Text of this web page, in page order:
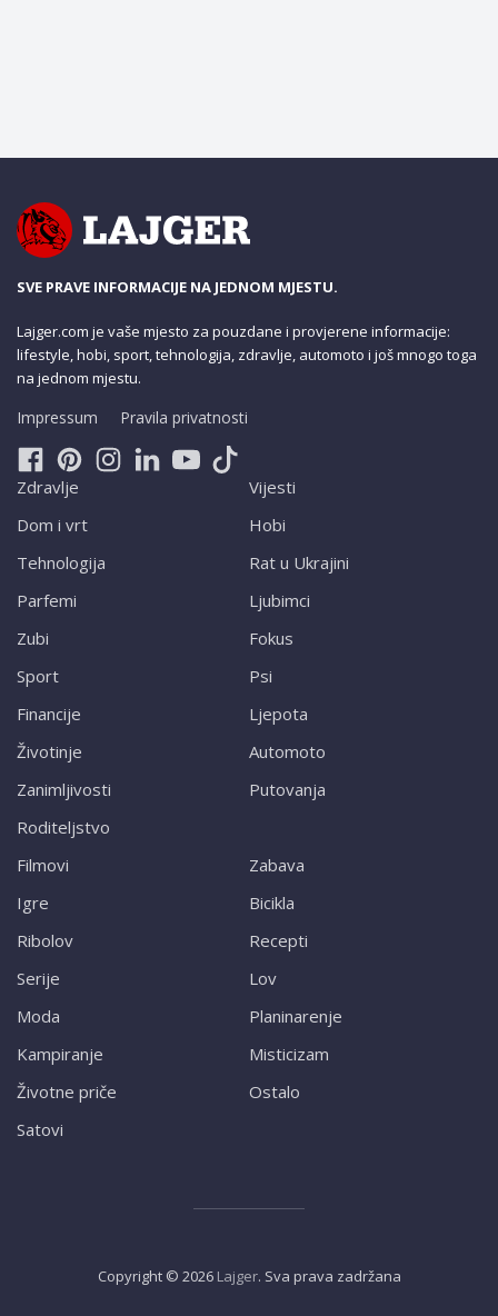
SVE PRAVE INFORMACIJE NA JEDNOM MJESTU.
Lajger.com je vaše mjesto za pouzdane i provjerene informacije:
lifestyle, hobi, sport, tehnologija, zdravlje, automoto i još mnogo toga
na jednom mjestu.
Impressum Pravila privatnosti
Zdravlje
Dom i vrt
Tehnologija
Parfemi
Zubi
Sport
Financije
Životinje
Zanimljivosti
Roditeljstvo
Vijesti
Hobi
Rat u Ukrajini
Ljubimci
Fokus
Psi
Ljepota
Automoto
Putovanja
Filmovi
Igre
Ribolov
Serije
Moda
Kampiranje
Životne priče
Satovi
Zabava
Bicikla
Recepti
Lov
Planinarenje
Misticizam
Ostalo
Copyright © 2026 Lajger. Sva prava zadržana